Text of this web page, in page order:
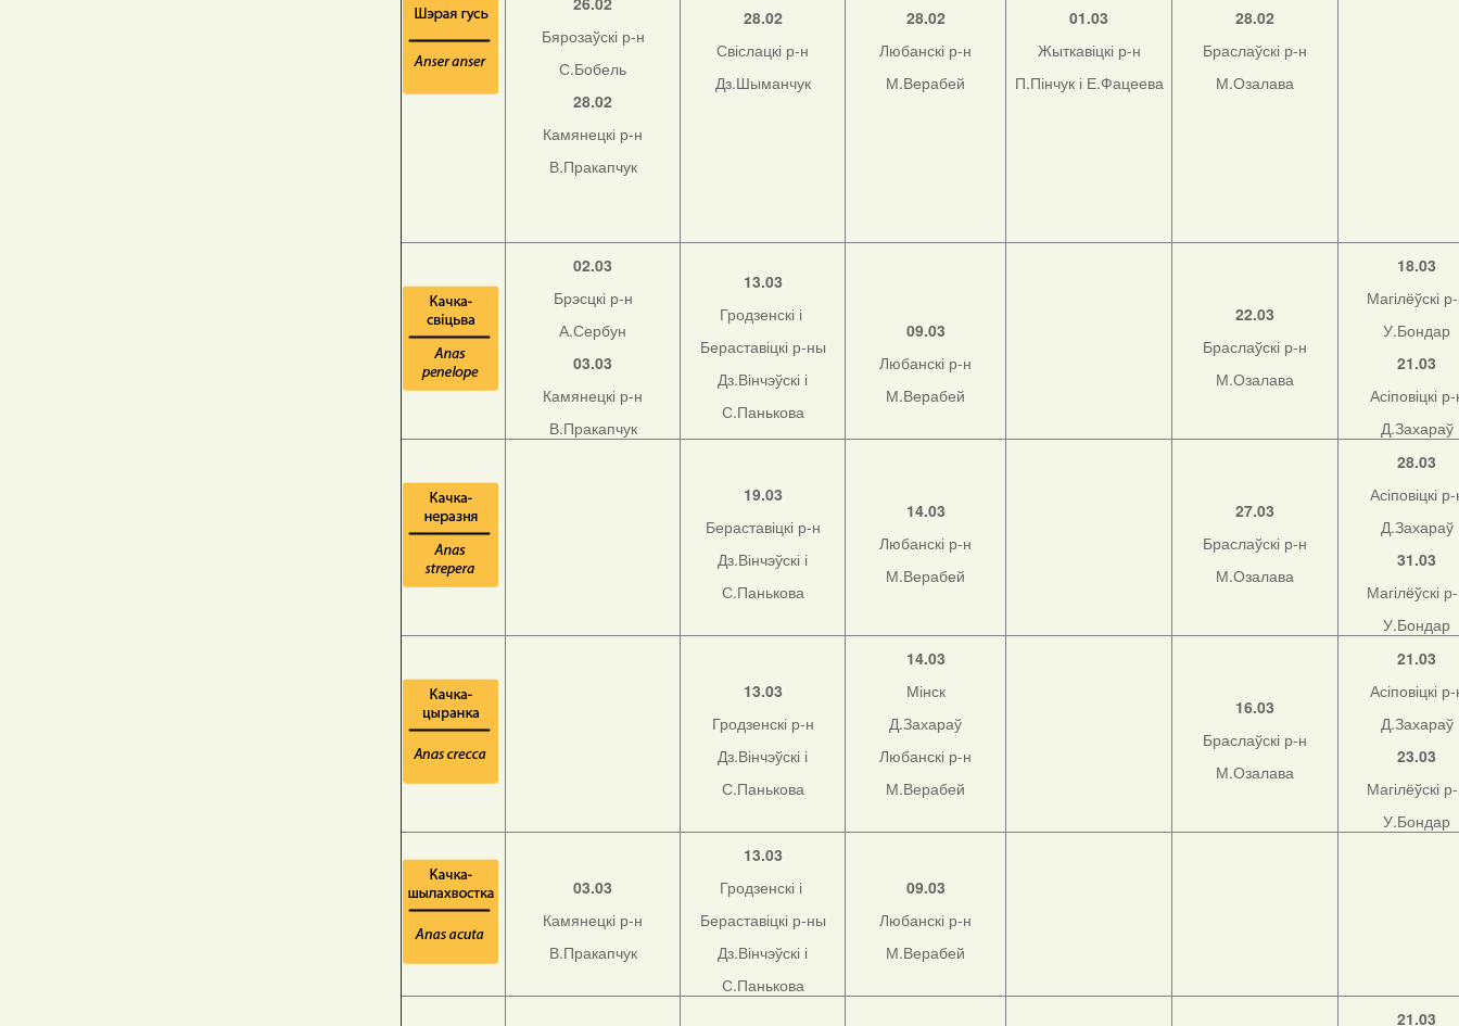
Бярозаўскі р-н
С.Бобель
28.02
Камянецкі р-н
В.Пракапчук
28.02
Свіслацкі р-н
Дз.Шыманчук
28.02
Любанскі р-н
М.Верабей
01.03
Жыткавіцкі р-н
П.Пінчук і Е.Фацеева
28.02
Браслаўскі р-н
М.Озалава
02.03
Брэсцкі р-н
А.Сербун
03.03
Камянецкі р-н
В.Пракапчук
13.03
Гродзенскі і
Бераставіцкі р-ны
Дз.Вінчэўскі і
С.Панькова
09.03
Любанскі р-н
М.Верабей
22.03
Браслаўскі р-н
М.Озалава
18.03
Магілёўскі
У.Бондар
21.03
Асіповіцкі
Д.Захараў
19.03
Бераставіцкі р-н
Дз.Вінчэўскі і
С.Панькова
14.03
Любанскі р-н
М.Верабей
27.03
Браслаўскі р-н
М.Озалава
28.03
Асіповіцкі
Д.Захараў
31.03
Магілёўскі
У.Бондар
13.03
Гродзенскі р-н
Дз.Вінчэўскі і
С.Панькова
14.03
Мінск
Д.Захараў
Любанскі р-н
М.Верабей
16.03
Браслаўскі р-н
М.Озалава
21.03
Асіповіцкі
Д.Захараў
23.03
Магілёўскі
У.Бондар
03.03
Камянецкі р-н
В.Пракапчук
13.03
Гродзенскі і
Бераставіцкі р-ны
Дз.Вінчэўскі і
С.Панькова
09.03
Любанскі р-н
М.Верабей
21.03